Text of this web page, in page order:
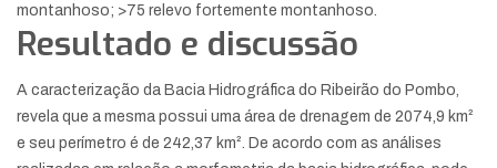
montanhoso; >75 relevo fortemente montanhoso.
Resultado e discussão
A caracterização da Bacia Hidrográfica do Ribeirão do Pombo,
revela que a mesma possui uma área de drenagem de 2074,9 km²
e seu perímetro é de 242,37 km². De acordo com as análises